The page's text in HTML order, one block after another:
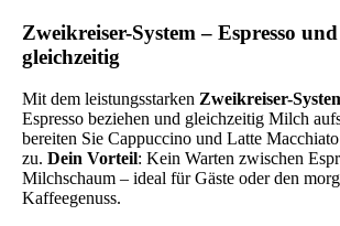
Zweikreiser-System – Espresso
gleichzeitig
Mit dem leistungsstarken Zweikreiser-
Espresso beziehen und gleichzeitig Milch
bereiten Sie Cappuccino und Latte
zu.Dein Vorteil: Kein Warten zwischen
Milchschaum – ideal für Gäste oder den
Kaffeegenuss.